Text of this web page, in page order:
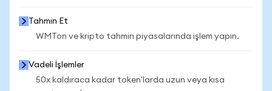
Tahmin Et
WMTon ve kripto tahmin piyasalarında işlem yapın.
Vadeli İşlemler
50x kaldıraca kadar token'larda uzun veya kısa